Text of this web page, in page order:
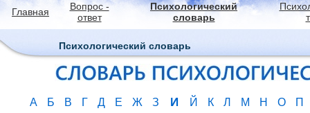
Главная
Вопрос -
ответ
Психологический
словарь
Психологический словарь
А Б В Г Д Е Ж З И Й К Л М Н О
П